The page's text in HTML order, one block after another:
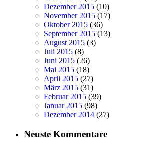
Dezember 2015 (10)
November 2015 (17)
Oktober 2015 (36)
September 2015 (13)
August 2015 (3)
Juli 2015 (8)
Juni 2015 (26)
Mai 2015 (18)
April 2015 (27)
März 2015 (31)
Februar 2015 (39)
Januar 2015 (98)
Dezember 2014 (27)
Neuste Kommentare